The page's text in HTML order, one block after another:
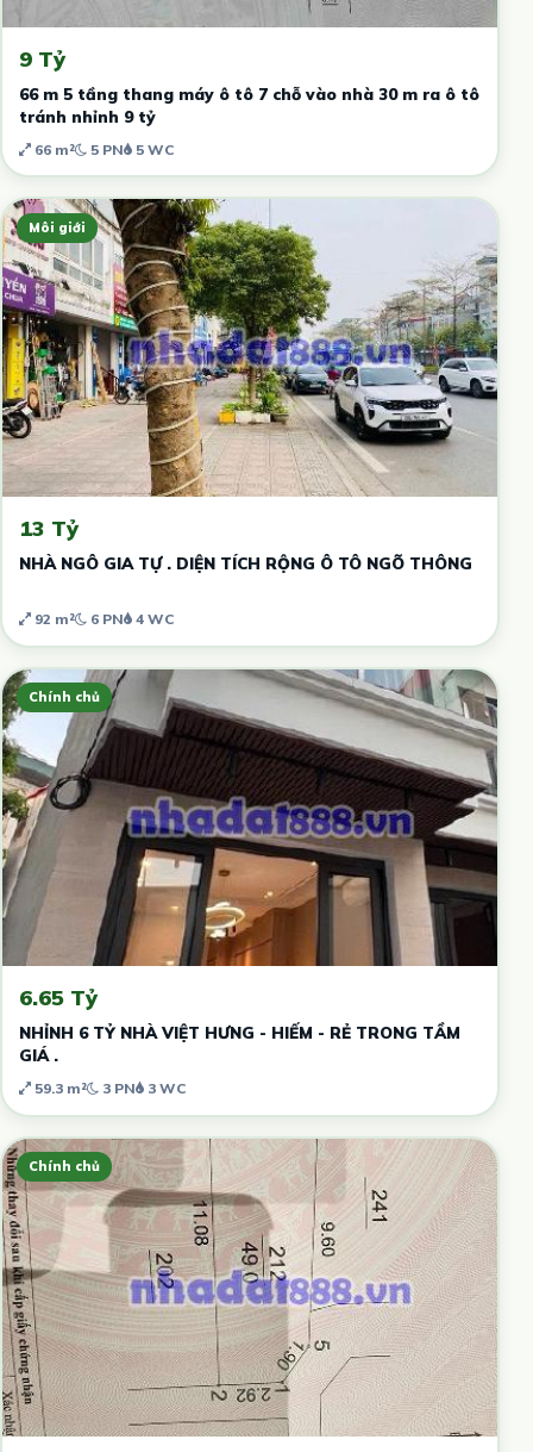
9 Tỷ
66 m 5 tầng thang máy ô tô 7 chỗ vào nhà 30 m ra ô tô
tránh nhỉnh 9 tỷ
66 m² 5 PN 5 WC
Môi giới
13 Tỷ
NHÀ NGÔ GIA TỰ . DIỆN TÍCH RỘNG Ô TÔ NGÕ THÔNG
92 m² 6 PN 4 WC
Chính chủ
6.65 Tỷ
NHỈNH 6 TỶ NHÀ VIỆT HƯNG - HIẾM - RẺ TRONG TẦM
GIÁ .
59.3 m² 3 PN 3 WC
Chính chủ